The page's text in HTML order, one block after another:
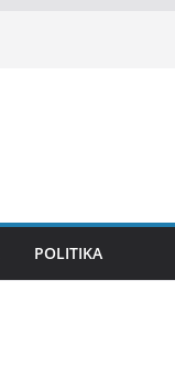
POLITIKA